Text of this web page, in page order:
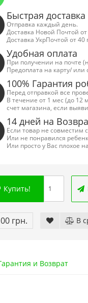
Быстрая доставка
Отправка каждый день.
Доставка Новой Почтой от
Доставка УкрПочтой от 40
Удобная оплата
При получении на почте
Предоплата на карту/ или
100% Гарантия
Перед отправкой все
В течение от 1 мес (до
счет магазина, если
14 дней на
Если товар не совместим
Или не понравился
Или просто у Вас плохое
Купить!
грн. В
и Возврат